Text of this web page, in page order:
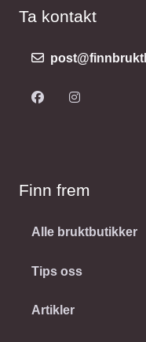
Ta kontakt
Finn frem
Alle bruktbutikker
Tips oss
Artikler